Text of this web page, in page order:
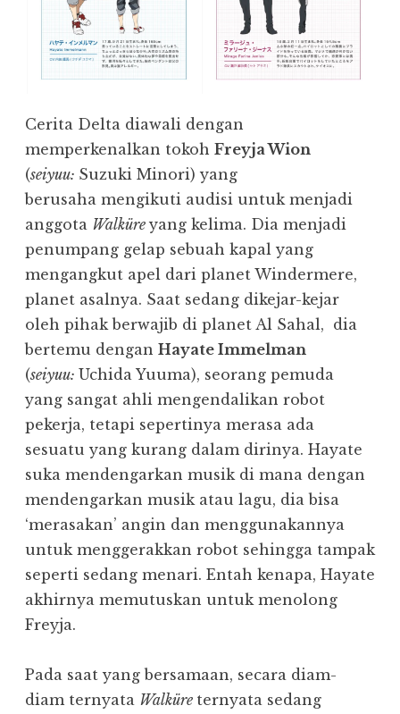
Cerita Delta diawali dengan
memperkenalkan tokoh Freyja Wion
(seiyuu: Suzuki Minori) yang
berusaha mengikuti audisi untuk menjadi
anggota Walküre yang kelima. Dia menjadi
penumpang gelap sebuah kapal yang
mengangkut apel dari planet Windermere,
planet asalnya. Saat sedang dikejar-kejar
oleh pihak berwajib di planet Al Sahal, dia
bertemu dengan Hayate Immelman
(seiyuu: Uchida Yuuma), seorang pemuda
yang sangat ahli mengendalikan robot
pekerja, tetapi sepertinya merasa ada
sesuatu yang kurang dalam dirinya. Hayate
suka mendengarkan musik di mana dengan
mendengarkan musik atau lagu, dia bisa
‘merasakan’ angin dan menggunakannya
untuk menggerakkan robot sehingga tampak
seperti sedang menari. Entah kenapa, Hayate
akhirnya memutuskan untuk menolong
Freyja.
Pada saat yang bersamaan, secara diam-
diam ternyata Walküre ternyata sedang